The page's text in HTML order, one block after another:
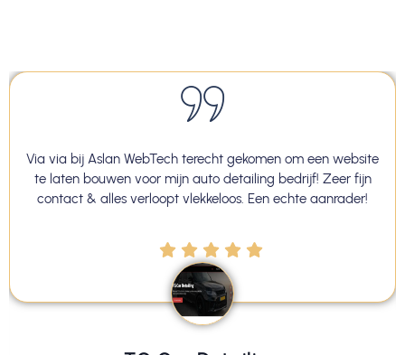
Via via bij Aslan WebTech terecht gekomen om een website
te laten bouwen voor mijn auto detailing bedrijf! Zeer fijn
contact & alles verloopt vlekkeloos. Een echte aanrader!